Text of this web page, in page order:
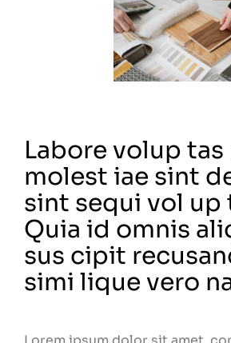
Labore volup tas
molest iae sint
sint sequi vol up
Quia id omnis
sus cipit
simi lique vero